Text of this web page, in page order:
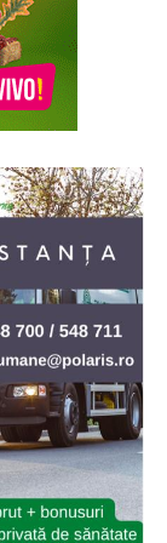
Guvern nr.
Naţional
„Elie
fost evreu-
eseist și
a avut loc
a
Phoenix
existenței
pe scurt
misiunii
solar.
pe 4 august
Programul ar